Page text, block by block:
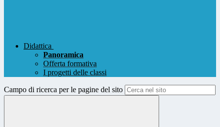
Didattica
Panoramica
Offerta formativa
I progetti delle classi
Campo di ricerca per le pagine del sito